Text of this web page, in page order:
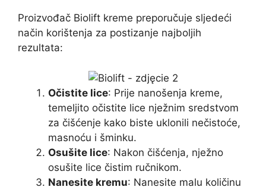
Proizvođač Biolift kreme preporučuje sljedeći
način korištenja za postizanje najboljih
rezultata:
Očistite lice: Prije nanošenja kreme,
temeljito očistite lice nježnim sredstvom
za čišćenje kako biste uklonili nečistoće,
masnoću i šminku.
Osušite lice: Nakon čišćenja, nježno
osušite lice čistim ručnikom.
Nanesite kremu: Nanesite malu količinu